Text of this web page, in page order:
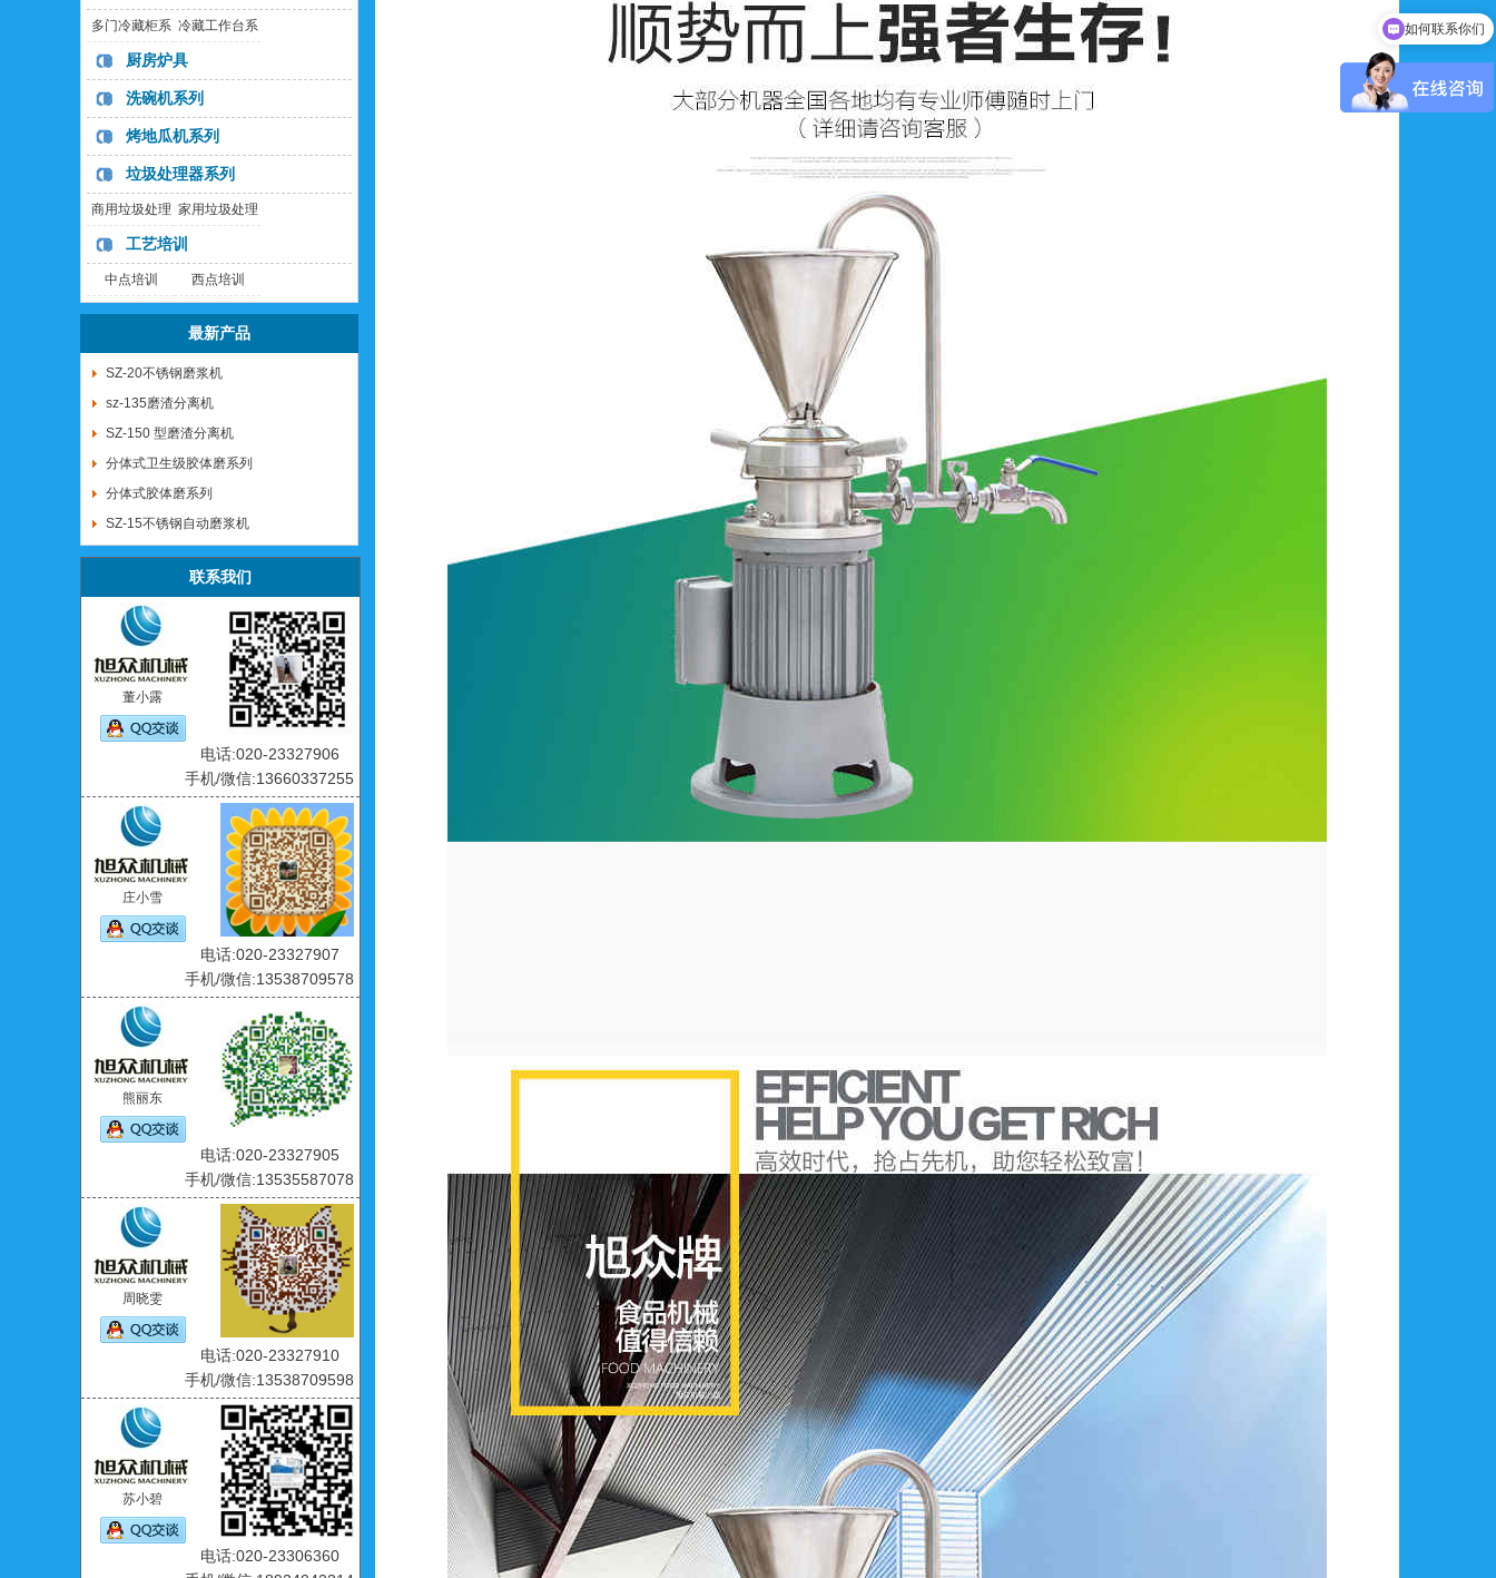
多门冷藏柜系
列
冷藏工作台系
厨房炉具
洗碗机系列
烤地瓜机系列
垃圾处理器系列
商用垃圾处理
器
家用垃圾处理
工艺培训
中点培训 西点培训
最新产品
SZ-20不锈钢磨浆机
sz-135磨渣分离机
SZ-150 型磨渣分离机
分体式卫生级胶体磨系列
分体式胶体磨系列
SZ-15不锈钢自动磨浆机
联系我们
董小露
电话:020-23327906
手机/微信:13660337255
庄小雪
电话:020-23327907
手机/微信:13538709578
熊丽东
电话:020-23327905
手机/微信:13535587078
周晓雯
电话:020-23327910
手机/微信:13538709598
苏小碧
电话:020-23306360
可以介绍下你们的产品么